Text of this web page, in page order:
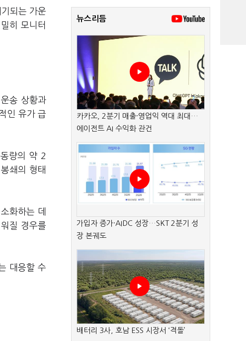
되는 가운
히 모니터
송 상황과
인 유가 급
량의 약 2
쇄의 형태
화하는 데
질 경우를
대응할 수
뉴스리듬
카카오, 2분기 매출·영업익 역대 최대…
에이전트 AI 수익화 관건
가입자 증가·AIDC 성장…SKT 2분기 성
장 본궤도
배터리 3사, 호남 ESS 시장서 ‘격돌’